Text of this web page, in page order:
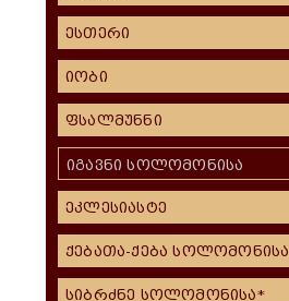
ესთერი
იობი
ფსალმუნნი
იგავნი სოლომონისა
ეკლესიასტე
ქებათა-ქება სოლომონისა
სიბრძნე სოლომონისა*